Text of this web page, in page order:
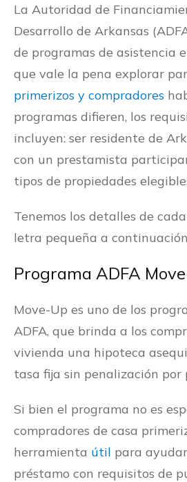
La Autoridad de
Desarrollo de Arkansas
de programas de asistencia
que vale la pena explorar
primerizos y compradores
programas difieren, los
incluyen: ser residente de
con un prestamista
tipos de propiedades
Tenemos los detalles de
letra pequeña a
Programa ADFA
Move-Up es uno de los
ADFA, que brinda a los
vivienda una hipoteca
tasa fija sin penalización por
Si bien el programa no es
compradores de casa
herramienta útil para
préstamo con requisitos de